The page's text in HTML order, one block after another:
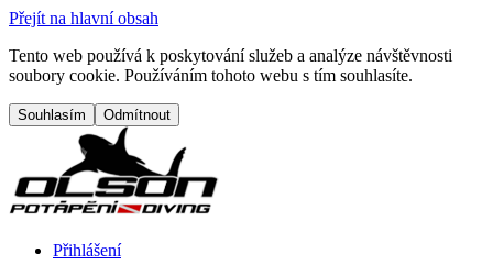
Přejít na hlavní obsah
Tento web používá k poskytování služeb a analýze návštěvnosti
soubory cookie. Používáním tohoto webu s tím souhlasíte.
Přihlášení